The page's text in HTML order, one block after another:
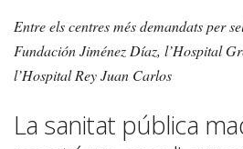
Entre els centres més demandats per
Fundación Jiménez Díaz, l’Hospital
l’Hospital Rey Juan Carlos
La sanitat pública